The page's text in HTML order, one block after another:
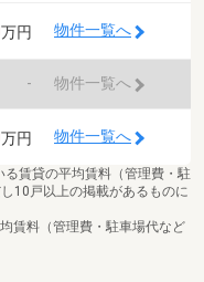
万円 物件一覧へ
- 物件一覧へ
万円 物件一覧へ
賃貸の平均賃料（管理費・駐
10戸以上の掲載があるものに
賃料（管理費・駐車場代など